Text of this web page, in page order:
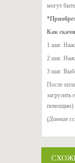
могут
Как
1 шаг.
2 шаг.
3 шаг.
После
загрузить
помощью)
(Данная